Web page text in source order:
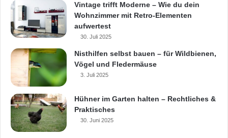
Vintage trifft Moderne – Wie du dein
Wohnzimmer mit Retro-Elementen
aufwertest
30. Juli 2025
Nisthilfen selbst bauen – für Wildbienen,
Vögel und Fledermäuse
3. Juli 2025
Hühner im Garten halten – Rechtliches &
Praktisches
30. Juni 2025